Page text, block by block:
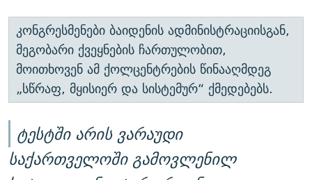
კონგრესმენები ბაიდენის ადმინისტრაციისგან,
მეგობარი ქვეყნების ჩართულობით,
მოითხოვენ ამ ქოლცენტრების წინააღმდეგ
„სწრაფ, მყისიერ და სისტემურ“ ქმედებებს.
ტესტში არის ვარაუდი
საქართველოში გამოვლენილ